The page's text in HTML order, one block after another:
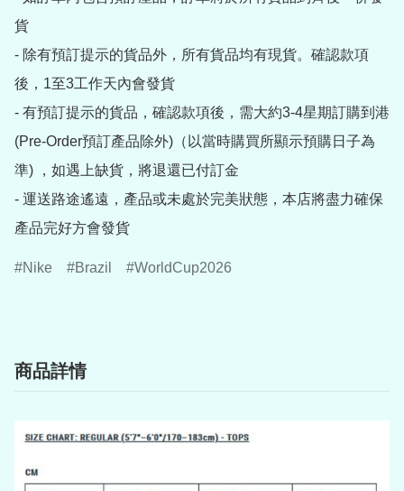
貨
- 除有預訂提示的貨品外，所有貨品均有現貨。確認款項
後，1至3工作天內會發貨
- 有預訂提示的貨品，確認款項後，需大約3-4星期訂購到港
(Pre-Order預訂產品除外)（以當時購買所顯示預購日子為
準) ，如遇上缺貨，將退還已付訂金
- 運送路途遙遠，產品或未處於完美狀態，本店將盡力確保
產品完好方會發貨
Nike Brazil WorldCup2026
商品詳情